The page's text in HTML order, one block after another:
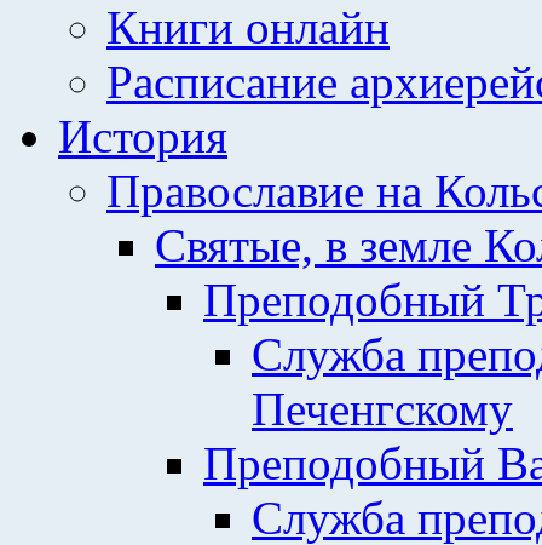
Книги онлайн
Расписание
История
Православие на
Святые, в земле
Преподобный
Служба
Печенгскому
Преподобный
Служба